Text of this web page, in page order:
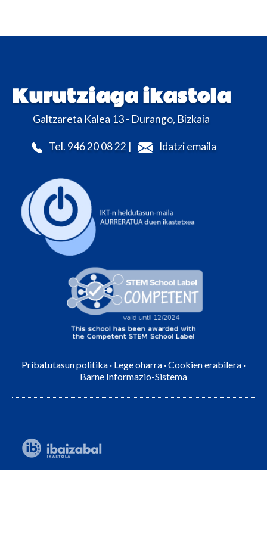
Kurutziaga ikastola
Galtzareta Kalea 13 - Durango, Bizkaia
Tel. 946 20 08 22 | Idatzi emaila
Pribatutasun politika · Lege oharra ·Cookien erabilera ·
Barne Informazio-Sistema